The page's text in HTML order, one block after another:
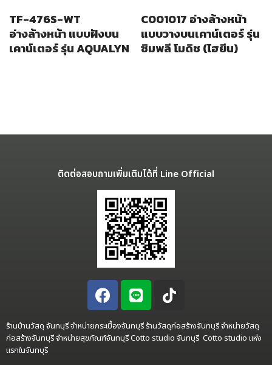
TF-476S-WT
อ่างล้างหน้า แบบฝังบน
เคาน์เตอร์ รุ่น AQUALYN
C001017 อ่างล้างหน้า
แบบวางบนเคาน์เตอร์ รุ่น
ซิมพลี โมดิช (ไฮยีน)
ติดต่อสอบถามเพิ่มเติมได้ที่ Line Official
ร้านบ้านวัสดุ จันทบุรี จำหน่ายกระเบื้องจันทบุรี ร้านวัสดุก่อสร้างจันทบุรี จำหน่ายวัสดุ
ก่อสร้างจันทบุรี จำหน่ายสุขภัณฑ์จันทบุรี Cotto studio จันทบุรี Cotto studio แห่ง
แรกในจันทบุรี